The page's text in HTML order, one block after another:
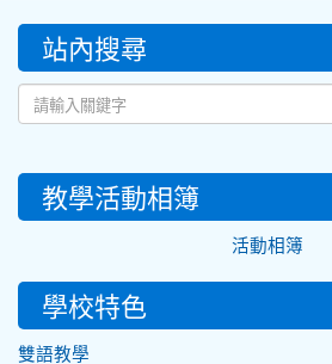
::: 站內搜尋
教學活動相簿
活動相簿
學校特色
雙語教學